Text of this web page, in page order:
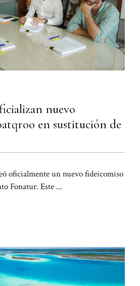
nuevo
en sustitución de
oficialmente un nuevo fideicomiso
Fonatur. Este ...